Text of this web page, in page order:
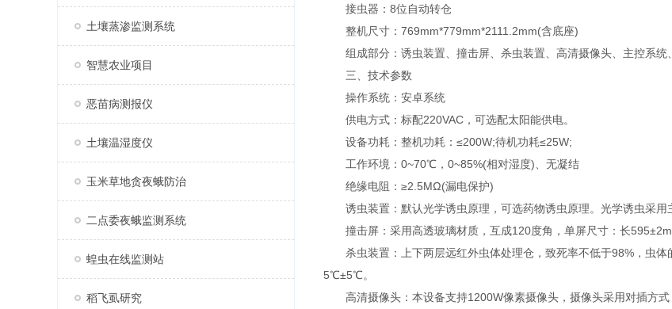
土壤蒸渗监测系统
智慧农业项目
恶苗病测报仪
土壤温湿度仪
玉米草地贪夜蛾防治
二点委夜蛾监测系统
蝗虫在线监测站
稻飞虱研究
接虫器：8位自动转仓
整机尺寸：769mm*779mm*2111.2mm(含底座)
组成部分：诱虫装置、撞击屏、杀虫装置、高清摄像头、主控系统
三、技术参数
操作系统：安卓系统
供电方式：标配220VAC，可选配太阳能供电。
设备功耗：整机功耗：≤200W;待机功耗≤25W;
工作环境：0~70℃，0~85%(相对湿度)、无凝结
绝缘电阻：≥2.5MΩ(漏电保护)
诱虫装置：默认光学诱虫原理，可选药物诱虫原理。光学诱虫采用
撞击屏：采用高透玻璃材质，互成120度角，单屏尺寸：长
杀虫装置：上下两层远红外虫体处理仓，致死率不低于98%，虫体
5℃±5℃。
高清摄像头：本设备支持1200W像素摄像头，摄像头采用对插方式